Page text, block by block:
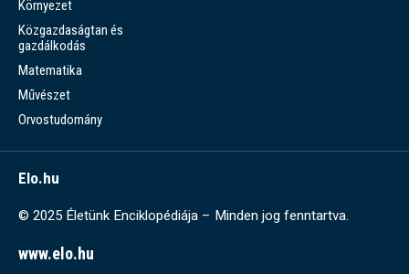
Környezet
Közgazdaságtan és
gazdálkodás
Matematika
Művészet
Orvostudomány
Elo.hu
© 2025 Életünk Enciklopédiája – Minden jog fenntartva.
www.elo.hu